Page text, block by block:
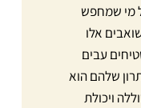
מי שמחפש
אלו
עבים
שלהם הוא
ויכולת